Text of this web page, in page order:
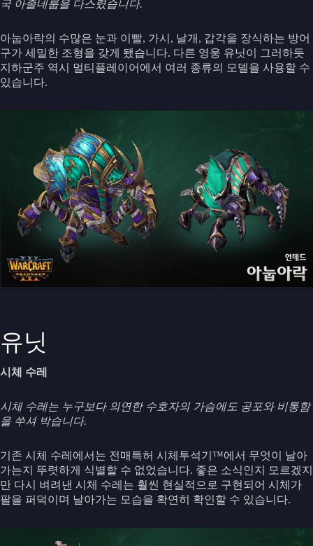
국 아졸네룹을 다스렸습니다.
아눕아락의 수많은 눈과 이빨, 가시, 날개, 갑각을 장식하는 방어
구가 세밀한 조형을 갖게 됐습니다. 다른 영웅 유닛이 그러하듯
지하군주 역시 멀티플레이어에서 여러 종류의 모델을 사용할 수
있습니다.
유닛
시체 수레
시체 수레는 누구보다 의연한 수호자의 가슴에도 공포와 비통함
을 쑤셔 박습니다.
기존 시체 수레에서는 전매특허 시체투석기™에서 무엇이 날아
가는지 뚜렷하게 식별할 수 없었습니다. 좋은 소식인지 모르겠지
만 다시 벼려낸 시체 수레는 훨씬 현실적으로 구현되어 시체가
팔을 퍼덕이며 날아가는 모습을 확연히 확인할 수 있습니다.